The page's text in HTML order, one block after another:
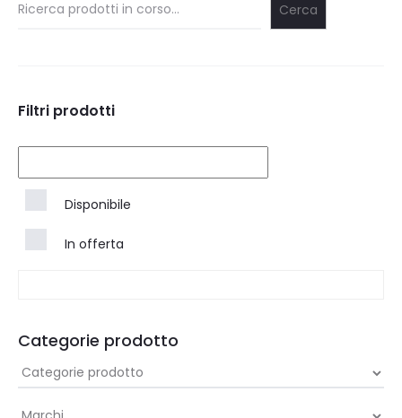
Cerca
Filtri prodotti
Disponibile
In offerta
Categorie prodotto